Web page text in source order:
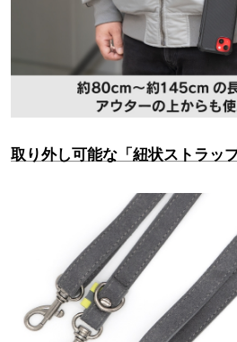
取り外し可能な「紐状ストラッ